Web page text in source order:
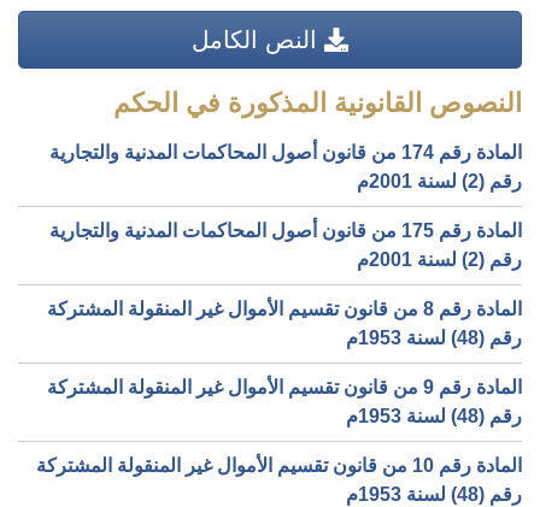
النص الكامل
النصوص القانونية المذكورة في الحكم
المادة رقم 174 من قانون أصول المحاكمات المدنية والتجارية
رقم (2) لسنة 2001م
المادة رقم 175 من قانون أصول المحاكمات المدنية والتجارية
رقم (2) لسنة 2001م
المادة رقم 8 من قانون تقسيم الأموال غير المنقولة المشتركة
رقم (48) لسنة 1953م
المادة رقم 9 من قانون تقسيم الأموال غير المنقولة المشتركة
رقم (48) لسنة 1953م
المادة رقم 10 من قانون تقسيم الأموال غير المنقولة المشتركة
رقم (48) لسنة 1953م